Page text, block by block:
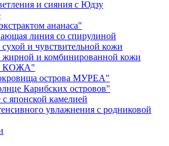
и сияния с Юдзу
ананаса"
линия со спирулиной
и чувствительной кожи
жирной и комбинированной кожи
КОЖА"
острова МУРЕА"
Карибских островов"
японской камелией
увлажнения с родниковой